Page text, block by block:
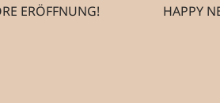
ERÖFFNUNG! HAPPY